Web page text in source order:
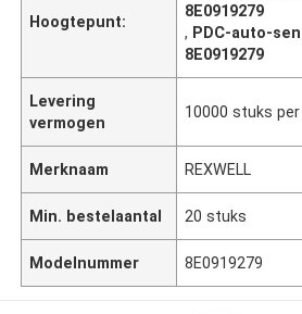
Hoogtepunt:
8E0919279
, PDC-auto-
8E0919279
Levering
vermogen
10000 stuks
Merknaam REXWELL
Min. bestelaantal 20 stuks
Modelnummer 8E0919279